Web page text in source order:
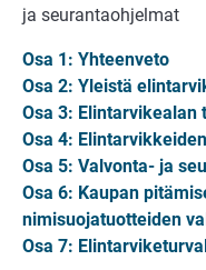
ja seurantaohjelmat
Osa 1: Yhteenveto
Osa 2: Yleistä
Osa 3: Elintarvikealan
Osa 4:
Osa 5: Valvonta- ja
Osa 6: Kaupan
nimisuojatuotteiden
Osa 7: